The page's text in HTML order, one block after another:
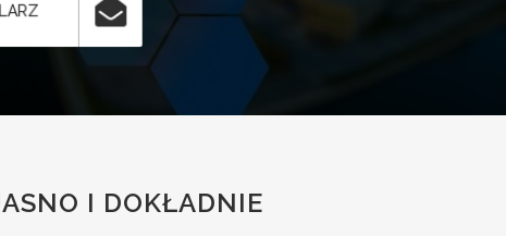
I DOKŁADNIE